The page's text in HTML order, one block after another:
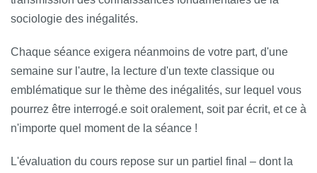
sociologie des inégalités.
Chaque séance exigera néanmoins de votre part, d'une
semaine sur l'autre, la lecture d'un texte classique ou
emblématique sur le thème des inégalités, sur lequel vous
pourrez être interrogé.e soit oralement, soit par écrit, et ce à
n'importe quel moment de la séance !
L'évaluation du cours repose sur un partiel final – dont la